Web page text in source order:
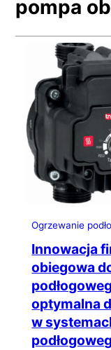
pompa
Ogrzewanie
Innowacja
obiegowa
optymalna
w